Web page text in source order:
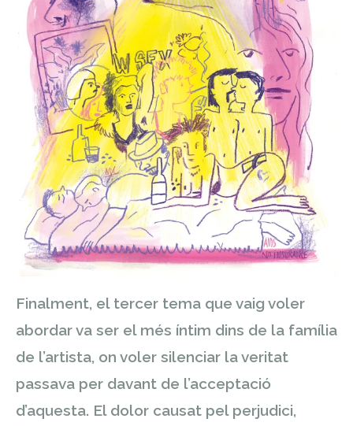
Finalment, el tercer tema que vaig voler
abordar va ser el més íntim dins de la família
de l’artista, on voler silenciar la veritat
passava per davant de l’acceptació
d’aquesta. El dolor causat pel perjudici,